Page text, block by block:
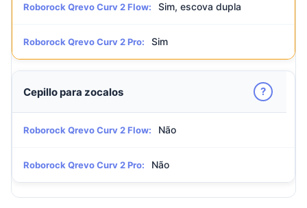
Roborock Qrevo Curv 2 Flow: Sim, escova dupla
Roborock Qrevo Curv 2 Pro: Sim
Cepillo para zocalos ?
Roborock Qrevo Curv 2 Flow: Não
Roborock Qrevo Curv 2 Pro: Não